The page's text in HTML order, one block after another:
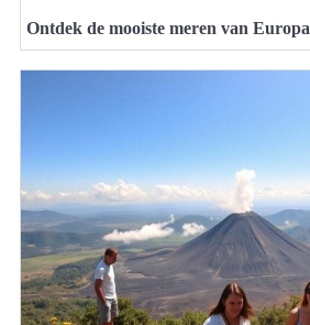
Ontdek de mooiste meren van Europa